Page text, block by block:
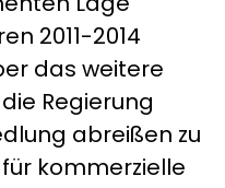
2011-2014
das weitere
Regierung
abreißen zu
kommerzielle